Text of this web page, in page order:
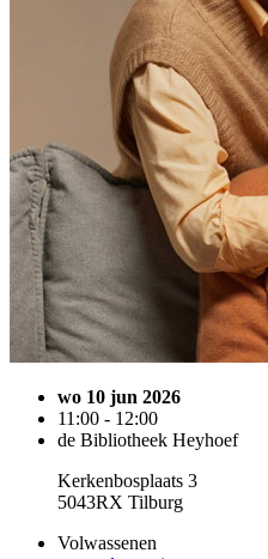
wo 10 jun 2026
11:00 - 12:00
de Bibliotheek Heyhoef
Kerkenbosplaats 3
5043RX Tilburg
Volwassenen